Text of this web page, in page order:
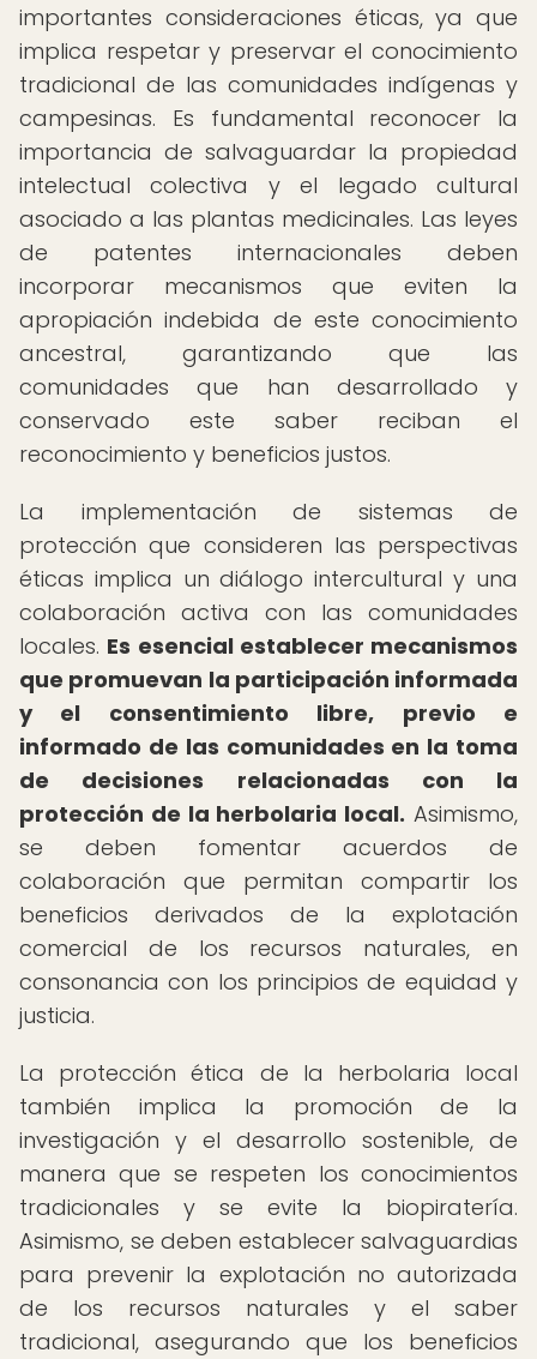
importantes consideraciones éticas, ya que
implica respetar y preservar el conocimiento
tradicional de las comunidades indígenas y
campesinas. Es fundamental reconocer la
importancia de salvaguardar la propiedad
intelectual colectiva y el legado cultural
asociado a las plantas medicinales. Las leyes
de patentes internacionales deben
incorporar mecanismos que eviten la
apropiación indebida de este conocimiento
ancestral, garantizando que las
comunidades que han desarrollado y
conservado este saber reciban el
reconocimiento y beneficios justos.
La implementación de sistemas de
protección que consideren las perspectivas
éticas implica un diálogo intercultural y una
colaboración activa con las comunidades
locales. Es esencial establecer mecanismos
que promuevan la participación informada
y el consentimiento libre, previo e
informado de las comunidades en la toma
de decisiones relacionadas con la
protección de la herbolaria local. Asimismo,
se deben fomentar acuerdos de
colaboración que permitan compartir los
beneficios derivados de la explotación
comercial de los recursos naturales, en
consonancia con los principios de equidad y
justicia.
La protección ética de la herbolaria local
también implica la promoción de la
investigación y el desarrollo sostenible, de
manera que se respeten los conocimientos
tradicionales y se evite la biopiratería.
Asimismo, se deben establecer salvaguardias
para prevenir la explotación no autorizada
de los recursos naturales y el saber
tradicional, asegurando que los beneficios